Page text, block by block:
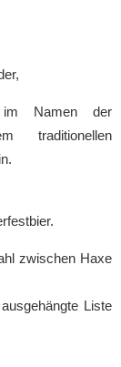
Namen der
traditionellen
zwischen Haxe
Liste